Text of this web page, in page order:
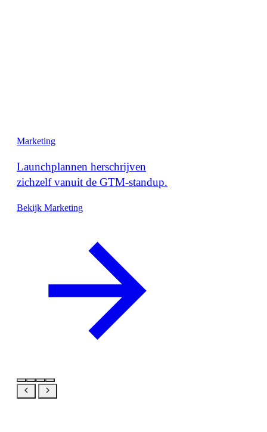
Marketing
Launchplannen herschrijven
zichzelf vanuit de GTM-standup.
Bekijk Marketing